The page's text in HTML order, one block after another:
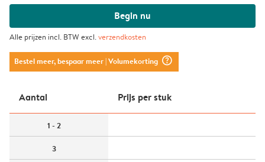
Begin nu
Alle prijzen incl. BTW excl.verzendkosten
Bestel meer, bespaar meer| Volumekorting question_mark_circle
Aantal Prijs per stuk
1 - 2
3